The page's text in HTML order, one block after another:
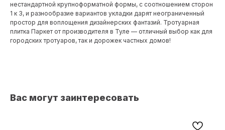
нестандартной крупноформатной формы, с соотношением сторон
1 к 3, и разнообразие вариантов укладки дарят неограниченный
простор для воплощения дизайнерских фантазий. Тротуарная
плитка Паркет от производителя в Туле — отличный выбор как для
городских тротуаров, так и дорожек частных домов!
Вас могут заинтересовать